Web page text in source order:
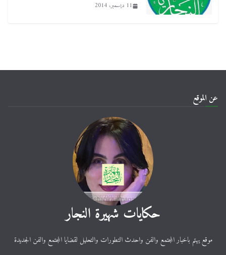
11 ديسمبر، 2014
عن الموقع
حكايات شهيرة النجار
موقع يهتم باخبار المجتمع والفن واحدث التطورات والتحليل لقضايا المجتمع والفن الجديدة